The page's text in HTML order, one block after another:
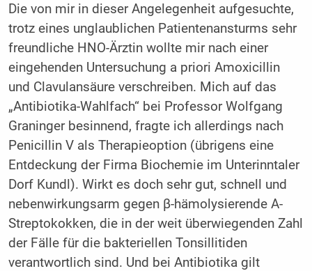
Die von mir in dieser Angelegenheit aufgesuchte,
trotz eines unglaublichen Patientenansturms sehr
freundliche HNO-Ärztin wollte mir nach einer
eingehenden Untersuchung a priori Amoxicillin
und Clavulansäure verschreiben. Mich auf das
„Antibiotika-Wahlfach“ bei Professor Wolfgang
Graninger besinnend, fragte ich allerdings nach
Penicillin V als Therapieoption (übrigens eine
Entdeckung der Firma Biochemie im Unterinntaler
Dorf Kundl). Wirkt es doch sehr gut, schnell und
nebenwirkungsarm gegen β-hämolysierende A-
Streptokokken, die in der weit überwiegenden Zahl
der Fälle für die bakteriellen Tonsillitiden
verantwortlich sind. Und bei Antibiotika gilt